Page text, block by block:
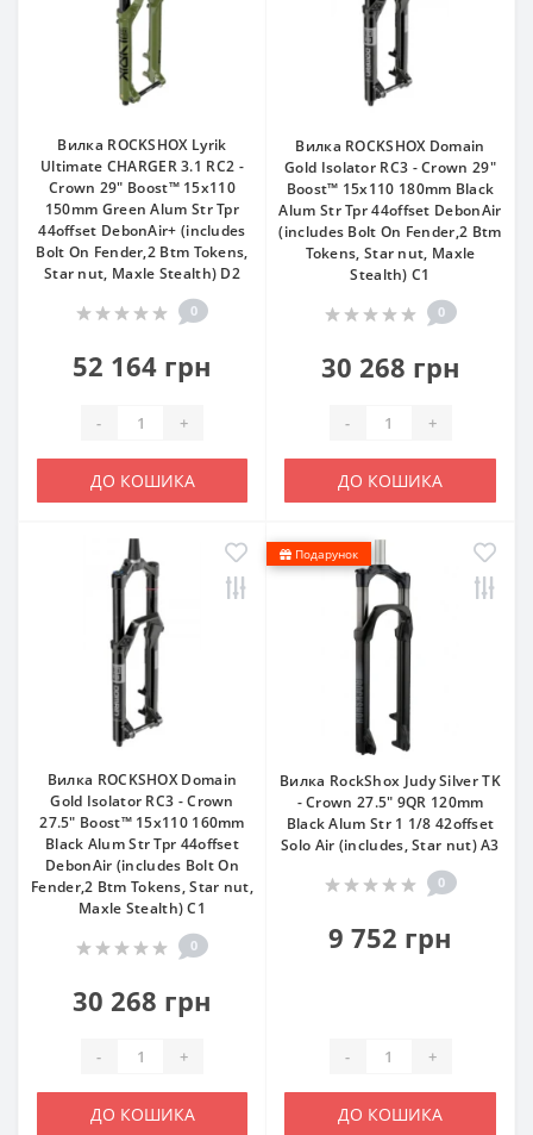
Вилка ROCKSHOX Lyrik
Ultimate CHARGER 3.1 RC2 -
Crown 29" Boost™ 15x110
150mm Green Alum Str Tpr
44offset DebonAir+ (includes
Bolt On Fender,2 Btm Tokens,
Star nut, Maxle Stealth) D2
0
52 164 грн
- +
ДО КОШИКА
Вилка ROCKSHOX Domain
Gold Isolator RC3 - Crown 29"
Boost™ 15x110 180mm Black
Alum Str Tpr 44offset DebonAir
(includes Bolt On Fender,2 Btm
Tokens, Star nut, Maxle
Stealth) C1
0
30 268 грн
- +
ДО КОШИКА
Вилка ROCKSHOX Domain
Gold Isolator RC3 - Crown
27.5" Boost™ 15x110 160mm
Black Alum Str Tpr 44offset
DebonAir (includes Bolt On
Fender,2 Btm Tokens, Star nut,
Maxle Stealth) C1
0
30 268 грн
- +
ДО КОШИКА
Подарунок
Вилка RockShox Judy Silver TK
- Crown 27.5" 9QR 120mm
Black Alum Str 1 1/8 42offset
Solo Air (includes, Star nut) A3
0
9 752 грн
- +
ДО КОШИКА